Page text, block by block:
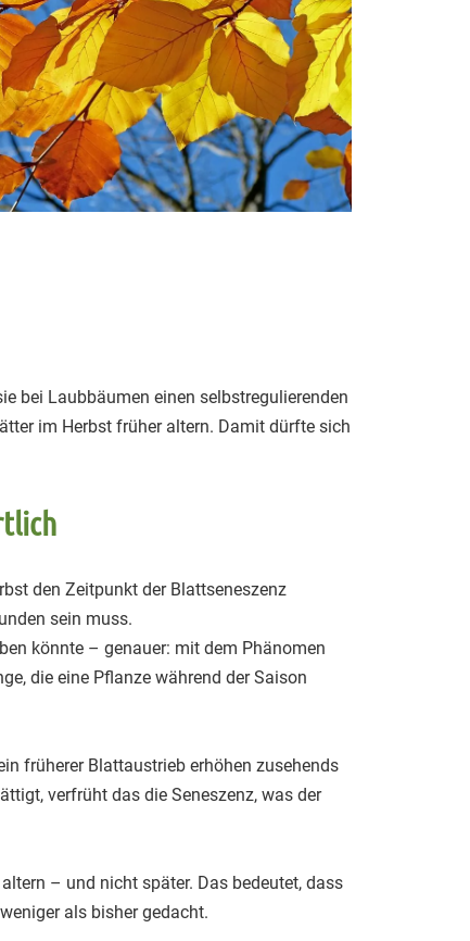
bei Laubbäumen einen selbstregulierenden
im Herbst früher altern. Damit dürfte sich
den Zeitpunkt der Blattseneszenz
sein muss.
könnte – genauer: mit dem Phänomen
die eine Pflanze während der Saison
früherer Blattaustrieb erhöhen zusehends
verfrüht das die Seneszenz, was der
– und nicht später. Das bedeutet, dass
als bisher gedacht.